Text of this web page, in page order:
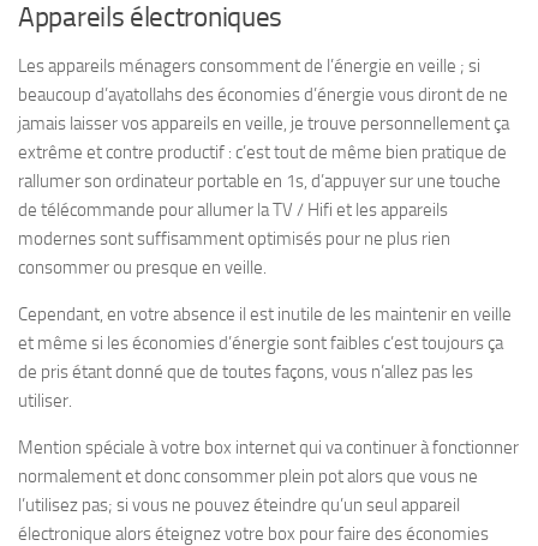
Appareils électroniques
Les appareils ménagers consomment de l’énergie en veille ; si
beaucoup d’ayatollahs des économies d’énergie vous diront de ne
jamais laisser vos appareils en veille, je trouve personnellement ça
extrême et contre productif : c’est tout de même bien pratique de
rallumer son ordinateur portable en 1s, d’appuyer sur une touche
de télécommande pour allumer la TV / Hifi et les appareils
modernes sont suffisamment optimisés pour ne plus rien
consommer ou presque en veille.
Cependant, en votre absence il est inutile de les maintenir en veille
et même si les économies d’énergie sont faibles c’est toujours ça
de pris étant donné que de toutes façons, vous n’allez pas les
utiliser.
Mention spéciale à votre box internet qui va continuer à fonctionner
normalement et donc consommer plein pot alors que vous ne
l’utilisez pas; si vous ne pouvez éteindre qu’un seul appareil
électronique alors éteignez votre box pour faire des économies